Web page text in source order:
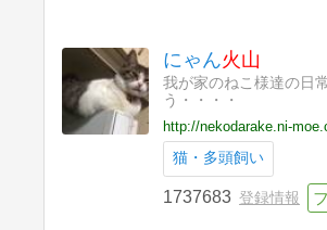
にゃん火山
我が家のねこ様達の日
う・・・・
http://nekodarake.ni-
猫・多頭飼い
1737683 登録情報